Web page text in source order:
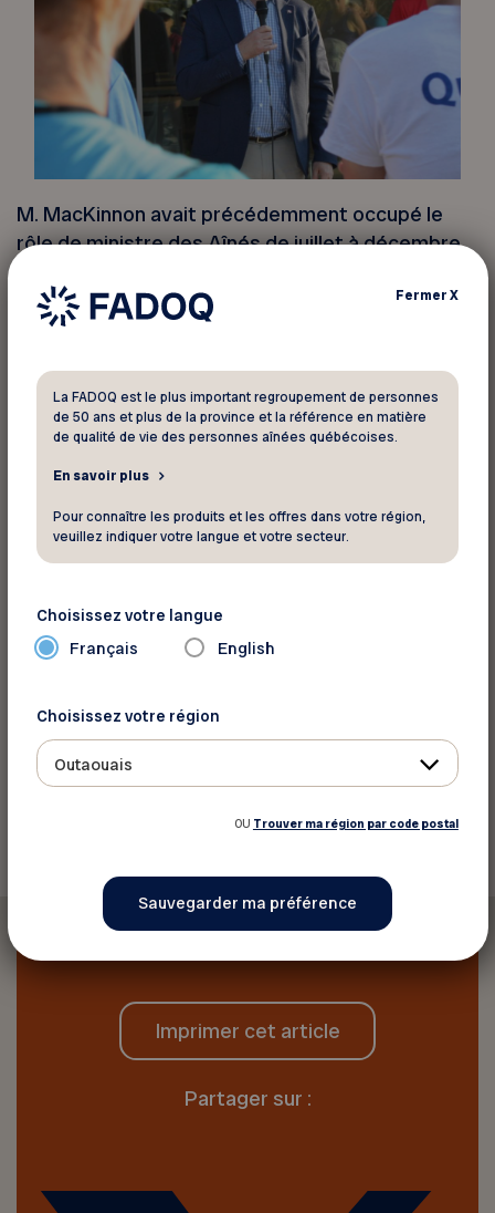
M. MacKinnon avait précédemment occupé le
rôle de ministre des Aînés de juillet à décembre
La FADOQ tient aussi à souligner la présence
du cabinet du nouveau premier ministre Mark
Carney. En effet, Kamal Khera est maintenant
ministre de la Santé. Elle a été ministre des Aînés
d’octobre 2021 à juillet 2023.
M. Carney a été assermenté comme premier
ministre vendredi dernier à la suite de la
formé pourrait être de courte durée puisque des
élections pourraient être déclenchées dans un
Source: FADOQ
Imprimer cet article
Partager sur :
FermerX
La FADOQ est le plus important regroupement de personnes
de 50 ans et plus de la province et la référence en matière
de qualité de vie des personnes aînées québécoises.
En savoir plus
Pour connaître les produits et les offres dans votre région,
veuillez indiquer votre langue et votre secteur.
Choisissez votre langue
Français English
Choisissez votre région
Outaouais
OU Trouver ma région par code postal